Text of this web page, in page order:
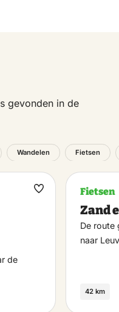
gevonden in de
Wandelen Fietsen
de
Maak
Fietsen
Zand
De route
naar
42 km